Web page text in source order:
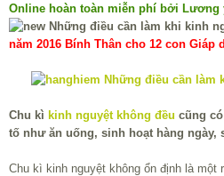
Online hoàn toàn miễn phí bởi Lương
năm 2016 Bính Thân cho 12 con Giáp
Chu kì kinh nguyệt không đều cũng
tố như ăn uống, sinh hoạt hàng ngày,
Chu kì kinh nguyệt không ổn định là một